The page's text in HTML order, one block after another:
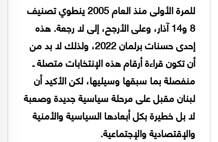
للمرة الأولى منذ العام 2005 ينطوي تصنيف
8 و14 آذار، وعلى الأرجح، إلى لا رجعة. هذه
إحدى حسنات برلمان 2022، ولذلك لا بد من
أن تكون قراءة أرقام هذه الإنتخابات متصلة ـ
منفصلة بما سبقها وسيليها، لكن الأكيد أن
لبنان مقبل على مرحلة سياسية جديدة وصعبة
لا بل خطيرة بكل أبعادها السياسية والأمنية
والإقتصادية والإجتماعية.